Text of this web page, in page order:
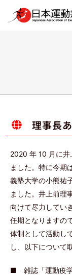
理事長
2020 年 10 月に井
ました。特に今期
義塾大学の小熊祐
ました。井上前理
向けて尽力してい
任期となりますの
体制として活動し
し、以下について
■ 雑誌「運動疫